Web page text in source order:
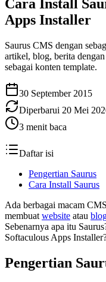
Cara Install
Apps Installer
Saurus CMS dengan
artikel, blog, berita
sebagai konten template.
30 September 2015
Diperbarui 20 Mei
3 menit baca
Daftar isi
Pengertian Saurus
Cara Install Saurus
Ada berbagai macam
membuat website atau
Sebenarnya apa itu
Softaculous Apps
Pengertian